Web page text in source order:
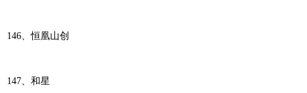
146、恒凰山创
147、和星